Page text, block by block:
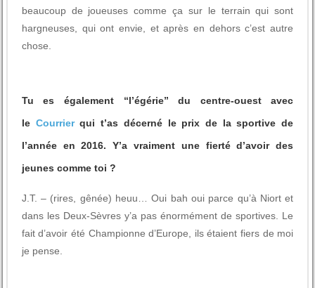
beaucoup de joueuses comme ça sur le terrain qui sont
hargneuses, qui ont envie, et après en dehors c’est autre
chose.
Tu es également “l’égérie” du centre-ouest avec
le Courrierqui t’as décerné le prix de la sportive de
l’année en 2016. Y’a vraiment une fierté d’avoir des
jeunes comme toi ?
J.T. – (rires, gênée) heuu… Oui bah oui parce qu’à Niort et
dans les Deux-Sèvres y’a pas énormément de sportives. Le
fait d’avoir été Championne d’Europe, ils étaient fiers de moi
je pense.